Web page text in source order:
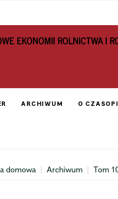
EKONOMII ROLNICTWA I
ARCHIWUM O
domowa Archiwum Tom